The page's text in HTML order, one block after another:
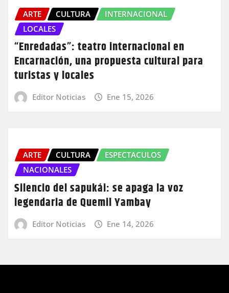
ARTE CULTURA
INTERNACIONAL
LOCALES
“Enredadas”: teatro internacional en
Encarnación, una propuesta cultural para
turistas y locales
Editor Noticias Ene 15, 2026
ARTE CULTURA
ESPECTACULOS
NACIONALES
Silencio del sapukái: se apaga la voz
legendaria de Quemil Yambay
Editor Noticias Ene 14, 2026